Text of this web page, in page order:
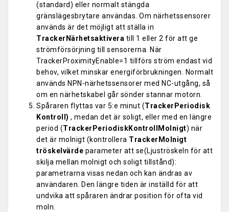
(standard) eller normalt stängda
gränslägesbrytare användas. Om närhetssensorer
används är det möjligt att ställa in
TrackerNärhetsaktivera till 1 eller 2 för att ge
strömförsörjning till sensorerna. När
TrackerProximityEnable=1 tillförs ström endast vid
behov, vilket minskar energiförbrukningen. Normalt
används NPN-närhetssensorer med NC-utgång, så
om en närhetskabel går sönder stannar motorn.
Spåraren flyttas var 5:e minut (TrackerPeriodisk
Kontroll) , medan det är soligt, eller med en längre
period (TrackerPeriodiskKontrollMolnigt) när
det är molnigt (kontrollera TrackerMolnigt
tröskelvärde parameter att se(Ljuströskeln för att
skilja mellan molnigt och soligt tillstånd):
parametrarna visas nedan och kan ändras av
användaren. Den längre tiden är inställd för att
undvika att spåraren ändrar position för ofta vid
moln.